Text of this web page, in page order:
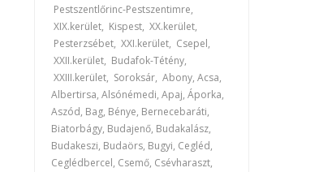
Pestszentlőrinc-Pestszentimre,
XIX.kerület, Kispest, XX.kerület,
Pesterzsébet, XXI.kerület, Csepel,
XXII.kerület, Budafok-Tétény,
XXIII.kerület, Soroksár, Abony, Acsa,
Albertirsa, Alsónémedi, Apaj, Áporka,
Aszód, Bag, Bénye, Bernecebaráti,
Biatorbágy, Budajenő, Budakalász,
Budakeszi, Budaörs, Bugyi, Cegléd,
Ceglédbercel, Csemő, Csévharaszt,